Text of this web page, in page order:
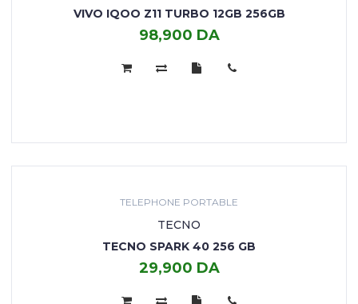
VIVO IQOO Z11 TURBO 12GB 256GB
98,900 DA
TELEPHONE PORTABLE
TECNO
TECNO SPARK 40 256 GB
29,900 DA